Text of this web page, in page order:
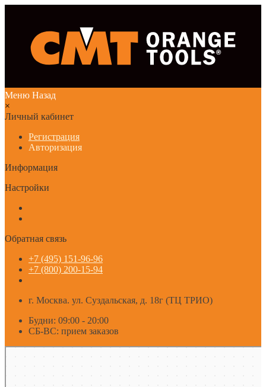
Меню Назад
×
Личный кабинет
Регистрация
Авторизация
Информация
Настройки
Обратная связь
+7 (495) 151-96-96
+7 (800) 200-15-94
г. Москва. ул. Суздальская, д. 18г (ТЦ ТРИО)
Будни: 09:00 - 20:00
СБ-ВС: прием заказов